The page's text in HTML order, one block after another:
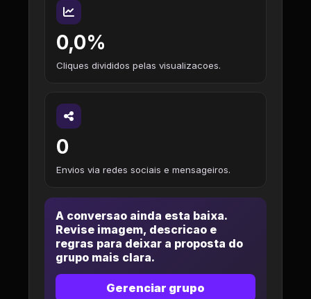
0,0%
Cliques divididos pelas visualizacoes.
0
Envios via redes sociais e mensageiros.
A conversao ainda esta baixa.
Revise imagem, descricao e
regras para deixar a proposta do
grupo mais clara.
Gerenciar grupo